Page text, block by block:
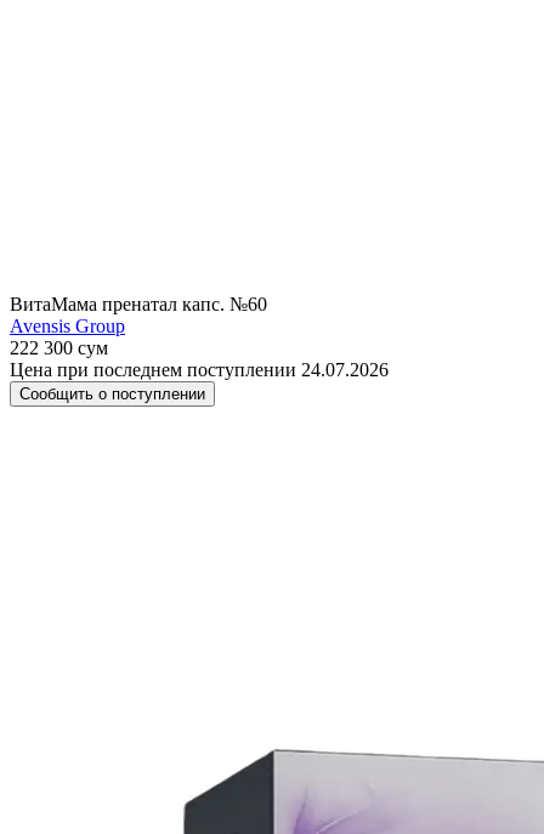
ВитаМама пренатал капс. №60
Avensis Group
222 300 сум
Цена при последнем поступлении 24.07.2026
Сообщить о поступлении